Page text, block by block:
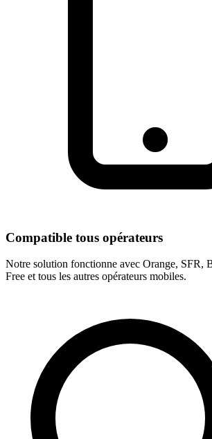
Compatible tous opérateurs
Notre solution fonctionne avec Orange, SFR,
Free et tous les autres opérateurs mobiles.